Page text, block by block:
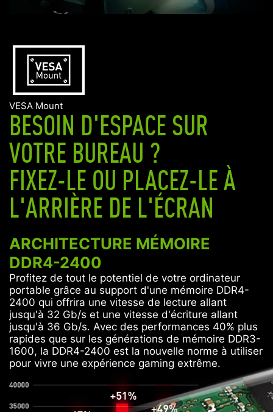
VESA Mount
BESOIN D'ESPACE SUR
VOTRE BUREAU ?
FIXEZ-LE OU PLACEZ-LE À
L'ARRIÈRE DE L'ÉCRAN
ARCHITECTURE MÉMOIRE
DDR4-2400
Profitez de tout le potentiel de votre ordinateur
portable grâce au support d'une mémoire DDR4-
2400 qui offrira une vitesse de lecture allant
jusqu'à 32 Gb/s et une vitesse d'écriture allant
jusqu'à 36 Gb/s. Avec des performances 40% plus
rapides que sur les générations de mémoire DDR3-
1600, la DDR4-2400 est la nouvelle norme à utiliser
pour vivre une expérience gaming extrême.